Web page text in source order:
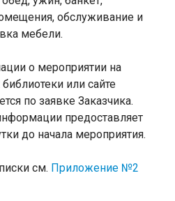
обслуживание и
мебели.
о мероприятии на
или сайте
по заявке Заказчика.
предоставляет
до начала мероприятия.
см. Приложение №2